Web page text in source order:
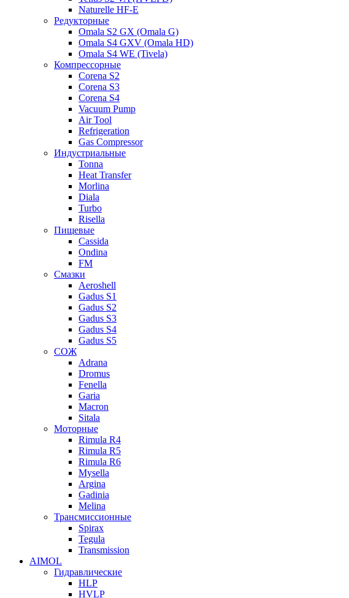
Naturelle HF-E
Редукторные
Omala S2 GX (Omala G)
Omala S4 GXV (Omala HD)
Omala S4 WE (Tivela)
Компрессорные
Corena S2
Corena S3
Corena S4
Vacuum Pump
Air Tool
Refrigeration
Gas Compressor
Индустриальные
Tonna
Heat Transfer
Morlina
Diala
Turbo
Risella
Пищевые
Cassida
Ondina
FM
Смазки
Aeroshell
Gadus S1
Gadus S2
Gadus S3
Gadus S4
Gadus S5
СОЖ
Adrana
Dromus
Fenella
Garia
Macron
Sitala
Моторные
Rimula R4
Rimula R5
Rimula R6
Mysella
Argina
Gadinia
Melina
Трансмиссионные
Spirax
Tegula
Transmission
AIMOL
Гидравлические
HLP
HVLP